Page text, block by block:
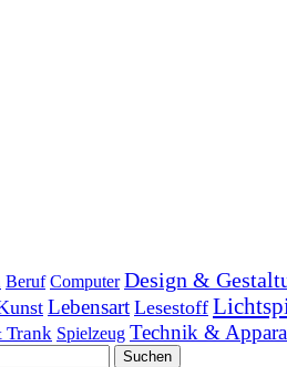
Beruf Computer Design &
Lebensart Lesestoff
Trank Spielzeug Technik &